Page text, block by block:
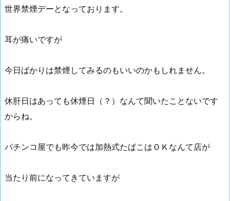
世界禁煙デーとなっております。
耳が痛いですが
今日ばかりは禁煙してみるのもいいのかもしれません。
休肝日はあっても休煙日（？）なんて聞いたことないです
からね。
パチンコ屋でも昨今では加熱式たばこはＯＫなんて店が
当たり前になってきていますが